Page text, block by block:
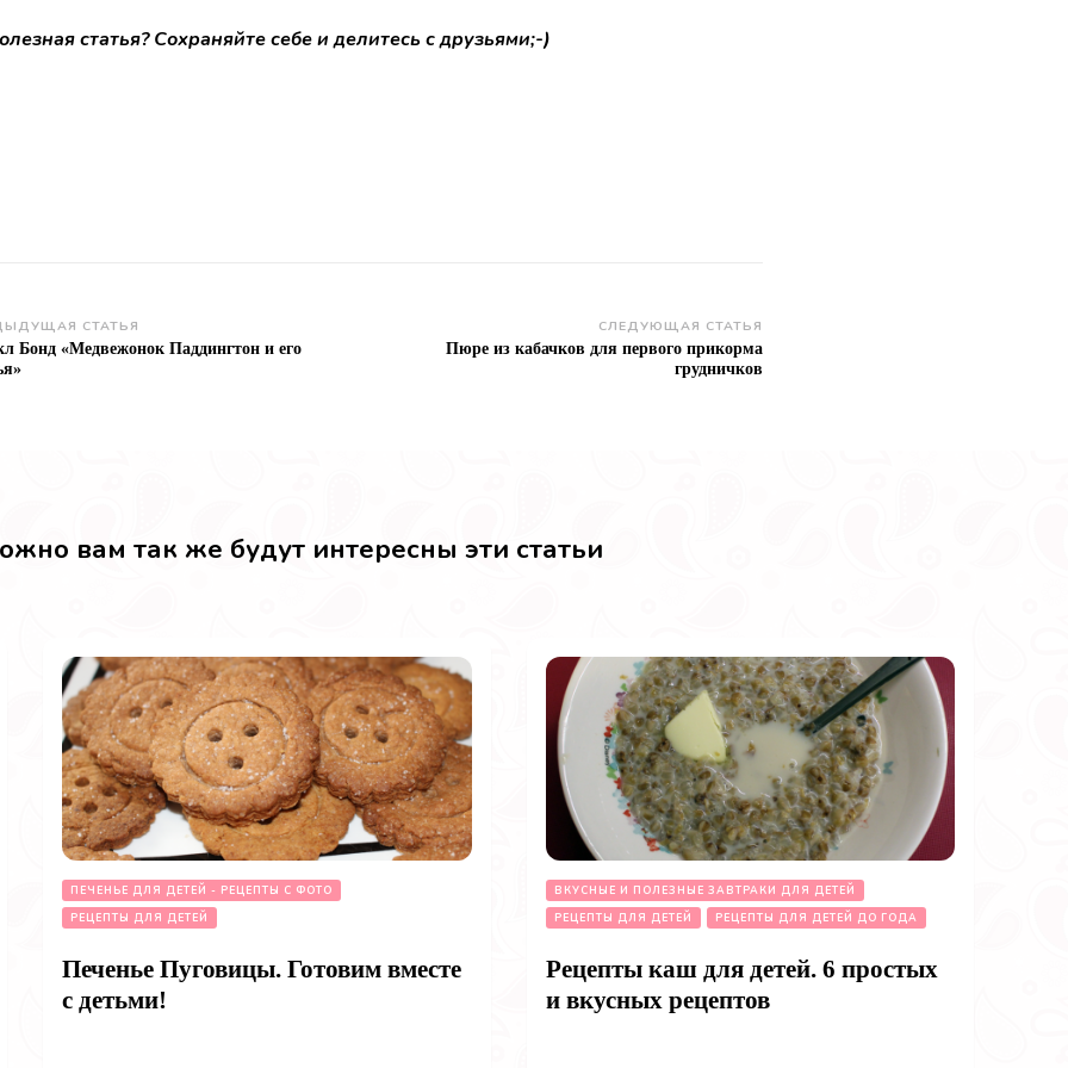
статья? Сохраняйте себе и делитесь с друзьями;-)
СТАТЬЯ
Бонд «Медвежонок Паддингтон и его
СЛЕДУЮЩАЯ СТАТЬЯ
Пюре из кабачков для первого прикорма
грудничков
вам так же будут интересны эти статьи
ПЕЧЕНЬЕ ДЛЯ ДЕТЕЙ - РЕЦЕПТЫ С ФОТО
РЕЦЕПТЫ ДЛЯ ДЕТЕЙ
Печенье Пуговицы. Готовим вместе
с детьми!
ВКУСНЫЕ И ПОЛЕЗНЫЕ ЗАВТРАКИ ДЛЯ ДЕТЕЙ
РЕЦЕПТЫ ДЛЯ ДЕТЕЙ
РЕЦЕПТЫ ДЛЯ ДЕТЕЙ ДО ГОДА
Рецепты каш для детей. 6 простых
и вкусных рецептов